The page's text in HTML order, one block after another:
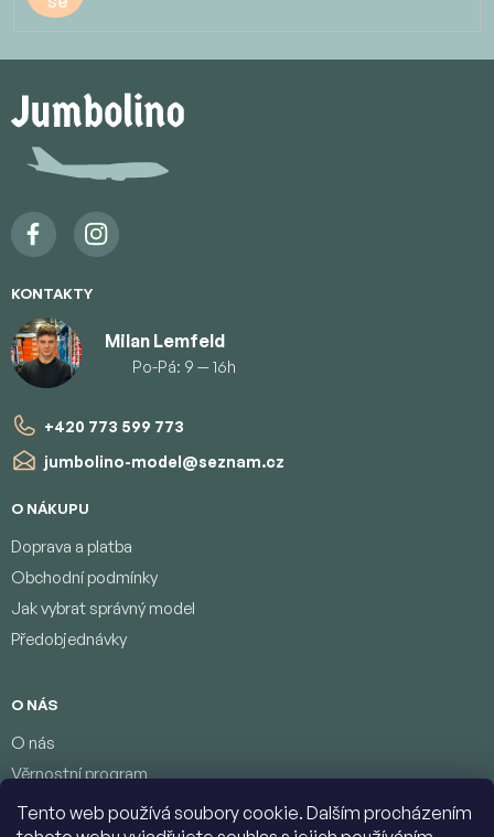
Tento web používá soubory cookie. Dalším procházením
p
KONTAKTY
Milan Lemfeld
Po-Pá: 9 — 16h
+420 773 599 773
jumbolino-model@seznam.cz
O NÁKUPU
Doprava a platba
Obchodní podmínky
Jak vybrat správný model
Předobjednávky
O NÁS
O nás
Věrnostní program
Podmínky ochrany osobních údajů